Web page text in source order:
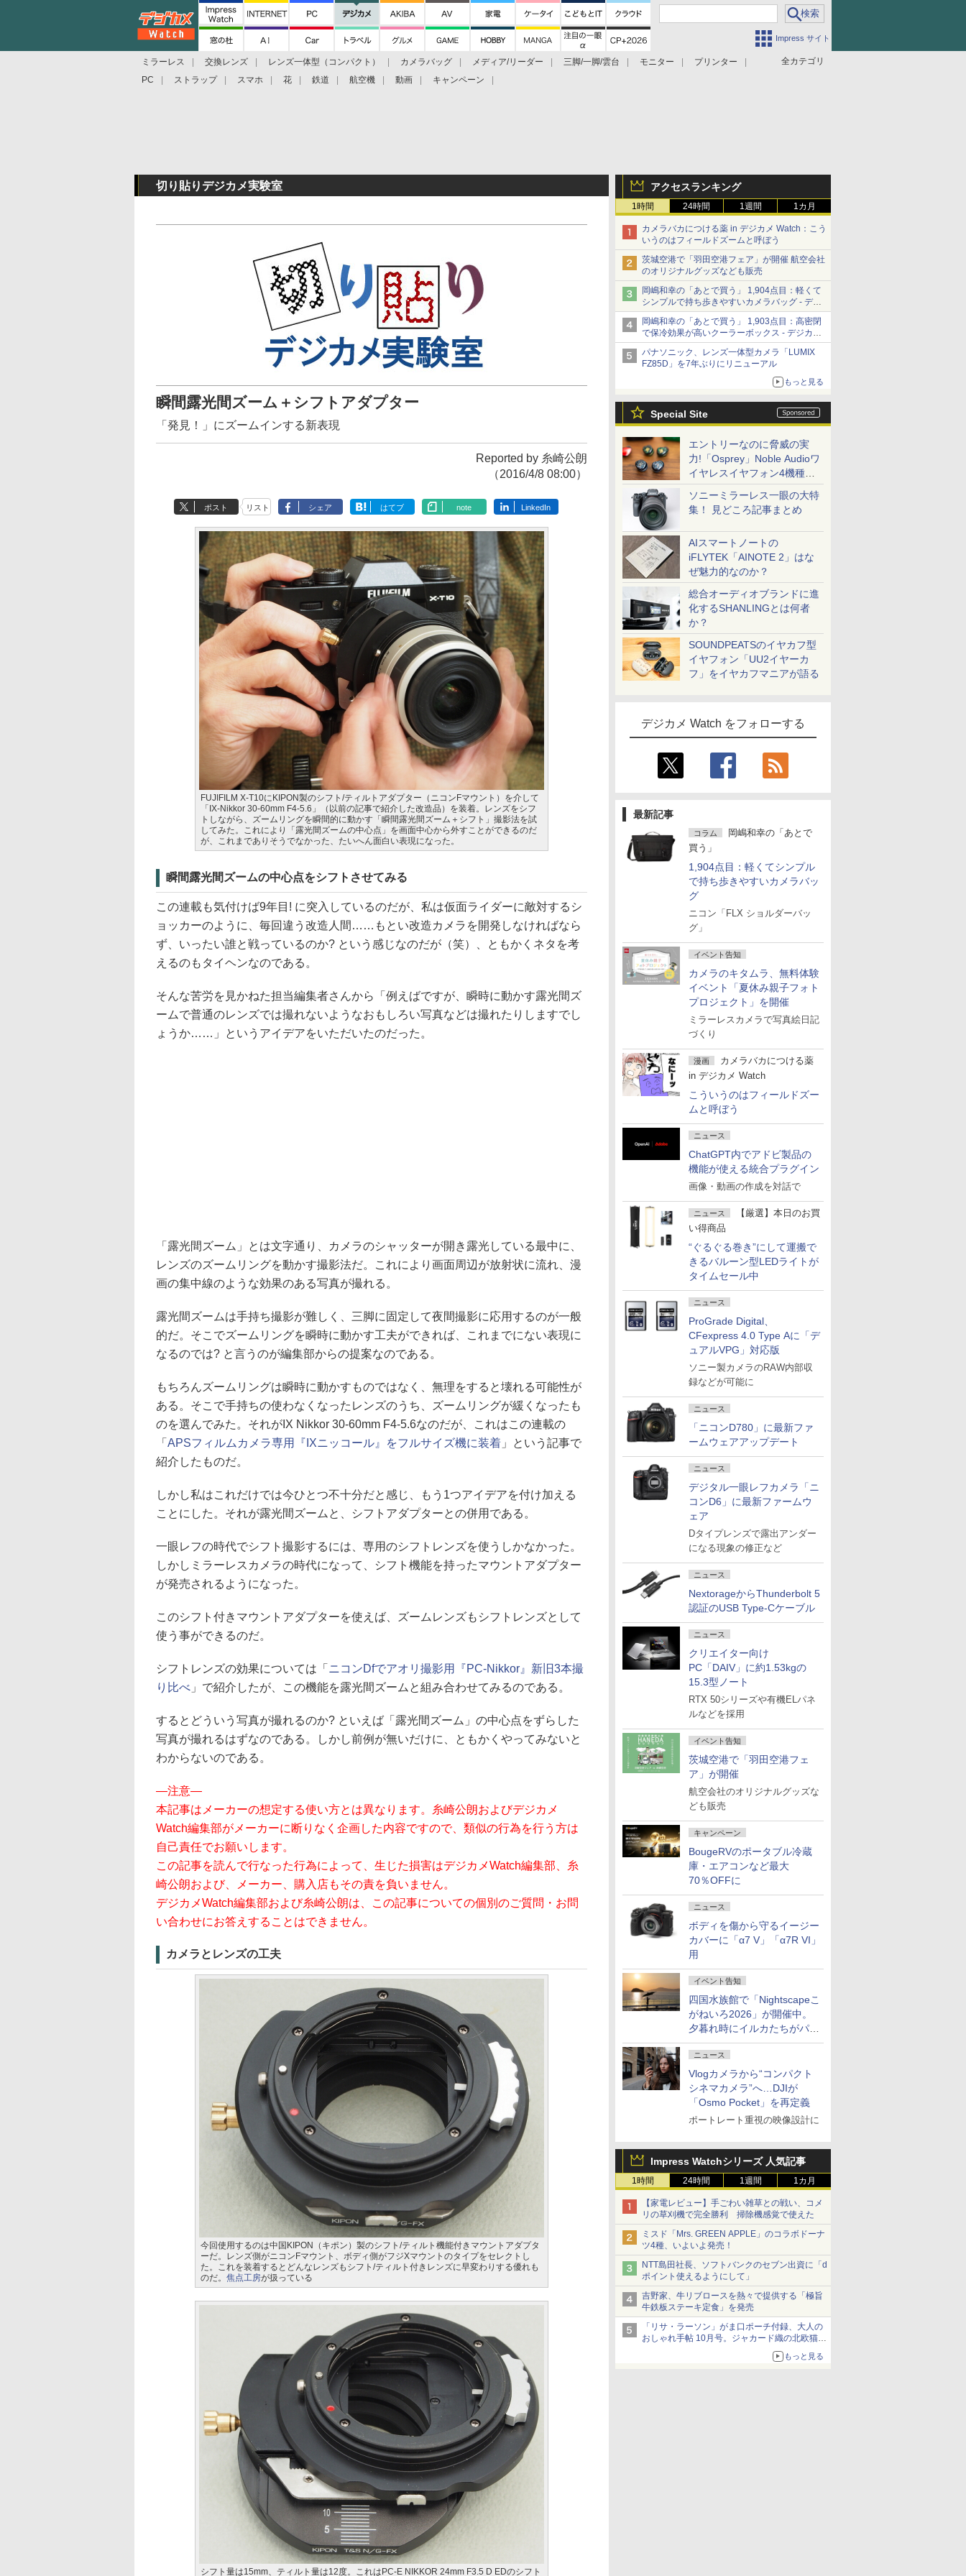
Impress サイト
全カテゴリ
ミラーレス 交換レンズ レンズ一体型（コンパクト） カメラバッグ メディア/リーダー 三脚/一脚/雲台 モニター
プリンター
PC
ストラップ スマホ 花 鉄道 航空機 動画 キャンペーン
アクセスランキング
1時間 24時間 1週間 1カ月
カメラバカにつける薬 in デジカメ Watch：こう
いうのはフィールドズームと呼ぼう
茨城空港で「羽田空港フェア」が開催 航空会社
のオリジナルグッズなども販売
岡嶋和幸の「あとで買う」 1,904点目：軽くて
シンプルで持ち歩きやすいカメラバッグ - デジ
カメ Watch
岡嶋和幸の「あとで買う」 1,903点目：高密閉
で保冷効果が高いクーラーボックス - デジカメ
Watch
パナソニック、レンズ一体型カメラ「LUMIX
FZ85D」を7年ぶりにリニューアル
もっと見る
Special Site
エントリーなのに脅威の実
力!「Osprey」Noble Audioワ
イヤレスイヤフォン4機種を
一気に聴く
ソニーミラーレス一眼の大特
集！ 見どころ記事まとめ
AIスマートノートの
iFLYTEK「AINOTE 2」はな
ぜ魅力的なのか？
総合オーディオブランドに進
化するSHANLINGとは何者
か？
SOUNDPEATSのイヤカフ型
イヤフォン「UU2イヤーカ
フ」をイヤカフマニアが語る
デジカメ Watch をフォローする
最新記事
コラム
岡嶋和幸の「あとで
買う」
1,904点目：軽くてシンプル
で持ち歩きやすいカメラバッ
グ
ニコン「FLX ショルダーバッ
グ」
イベント告知
カメラのキタムラ、無料体験
イベント「夏休み親子フォト
プロジェクト」を開催
ミラーレスカメラで写真絵日記
づくり
漫画
カメラバカにつける薬
in デジカメ Watch
こういうのはフィールドズー
ムと呼ぼう
ニュース
ChatGPT内でアドビ製品の
機能が使える統合プラグイン
画像・動画の作成を対話で
ニュース
【厳選】本日のお買
い得商品
“ぐるぐる巻き”にして運搬で
きるバルーン型LEDライトが
タイムセール中
ニュース
ProGrade Digital、
CFexpress 4.0 Type Aに「デ
ュアルVPG」対応版
ソニー製カメラのRAW内部収
録などが可能に
ニュース
「ニコンD780」に最新ファ
ームウェアアップデート
ニュース
デジタル一眼レフカメラ「ニ
コンD6」に最新ファームウ
ェア
Dタイプレンズで露出アンダー
になる現象の修正など
ニュース
NextorageからThunderbolt 5
認証のUSB Type-Cケーブル
ニュース
クリエイター向け
PC「DAIV」に約1.53kgの
15.3型ノート
RTX 50シリーズや有機ELパネ
ルなどを採用
イベント告知
茨城空港で「羽田空港フェ
ア」が開催
航空会社のオリジナルグッズな
ども販売
キャンペーン
BougeRVのポータブル冷蔵
庫・エアコンなど最大
70％OFFに
ニュース
ボディを傷から守るイージー
カバーに「α7 V」「α7R VI」
用
イベント告知
四国水族館で「Nightscapeこ
がねいろ2026」が開催中。
夕暮れ時にイルカたちがパフ
ォーマンスを繰り広げる
ニュース
Vlogカメラから“コンパクト
シネマカメラ”へ…DJIが
「Osmo Pocket」を再定義
ポートレート重視の映像設計に
Impress Watchシリーズ 人気記事
1時間 24時間 1週間 1カ月
【家電レビュー】手ごわい雑草との戦い、コメ
リの草刈機で完全勝利 掃除機感覚で使えた
ミスド「Mrs. GREEN APPLE」のコラボドーナ
ツ4種、いよいよ発売！
NTT島田社長、ソフトバンクのセブン出資に「d
ポイント使えるようにして」
吉野家、牛リブロースを熱々で提供する「極旨
牛鉄板ステーキ定食」を発売
「リサ・ラーソン」がま口ポーチ付録、大人の
おしゃれ手帖 10月号。ジャカード織の北欧猫デ
もっと見る
切り貼りデジカメ実験室
瞬間露光間ズーム＋シフトアダプター
「発見！」にズームインする新表現
Reported by 糸崎公朗
（2016/4/8 08:00）
ポスト リスト シェア はてブ note LinkedIn
FUJIFILM X-T10にKIPON製のシフト/ティルトアダプター（ニコンFマウント）を介して
「IX-Nikkor 30-60mm F4-5.6」（以前の記事で紹介した改造品）を装着。レンズをシフ
トしながら、ズームリングを瞬間的に動かす「瞬間露光間ズーム＋シフト」撮影法を試
してみた。これにより「露光間ズームの中心点」を画面中心から外すことができるのだ
が、これまでありそうでなかった、たいへん面白い表現になった。
瞬間露光間ズームの中心点をシフトさせてみる
この連載も気付けば9年目! に突入しているのだが、私は仮面ライダーに敵対するシ
ョッカーのように、毎回違う改造人間……もとい改造カメラを開発しなければなら
ず、いったい誰と戦っているのか? という感じなのだが（笑）、ともかくネタを考
えるのもタイヘンなのである。
そんな苦労を見かねた担当編集者さんから「例えばですが、瞬時に動かす露光間ズ
ームで普通のレンズでは撮れないようなおもしろい写真などは撮れたりしますでし
ょうか……」というアイデアをいただいたのだった。
「露光間ズーム」とは文字通り、カメラのシャッターが開き露光している最中に、
レンズのズームリングを動かす撮影法だ。これにより画面周辺が放射状に流れ、漫
画の集中線のような効果のある写真が撮れる。
露光間ズームは手持ち撮影が難しく、三脚に固定して夜間撮影に応用するのが一般
的だ。そこでズームリングを瞬時に動かす工夫ができれば、これまでにない表現に
なるのでは? と言うのが編集部からの提案なのである。
もちろんズームリングは瞬時に動かすものではなく、無理をすると壊れる可能性が
ある。そこで手持ちの使わなくなったレンズのうち、ズームリングが緩くなったも
のを選んでみた。それがIX Nikkor 30-60mm F4-5.6なのだが、これはこの連載の
「 APSフィルムカメラ専用『IXニッコール』をフルサイズ機に装着 」という記事で
紹介したものだ。
しかし私はこれだけでは今ひとつ不十分だと感じ、もう1つアイデアを付け加える
ことにした。それが露光間ズームと、シフトアダプターとの併用である。
一眼レフの時代でシフト撮影するには、専用のシフトレンズを使うしかなかった。
しかしミラーレスカメラの時代になって、シフト機能を持ったマウントアダプター
が発売されるようになった。
このシフト付きマウントアダプターを使えば、ズームレンズもシフトレンズとして
使う事ができるのだ。
シフトレンズの効果については「 ニコンDfでアオリ撮影用『PC-Nikkor』新旧3本撮
り比べ 」で紹介したが、この機能を露光間ズームと組み合わせてみるのである。
するとどういう写真が撮れるのか? といえば「露光間ズーム」の中心点をずらした
写真が撮れるはずなのである。しかし前例が無いだけに、ともかくやってみないと
わからないのである。
―注意―
本記事はメーカーの想定する使い方とは異なります。糸崎公朗およびデジカメ
Watch編集部がメーカーに断りなく企画した内容ですので、類似の行為を行う方は
自己責任でお願いします。
この記事を読んで行なった行為によって、生じた損害はデジカメWatch編集部、糸
崎公朗および、メーカー、購入店もその責を負いません。
デジカメWatch編集部および糸崎公朗は、この記事についての個別のご質問・お問
い合わせにお答えすることはできません。
カメラとレンズの工夫
今回使用するのは中国KIPON（キポン）製のシフト/ティルト機能付きマウントアダプタ
ーだ。レンズ側がニコンFマウント、ボディ側がフジXマウントのタイプをセレクトし
た。これを装着するとどんなレンズもシフト/ティルト付きレンズに早変わりする優れも
のだ。 焦点工房が扱っている
シフト量は15mm、ティルト量は12度。これはPC-E NIKKOR 24mm F3.5 D EDのシフト